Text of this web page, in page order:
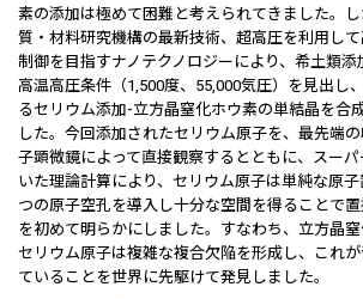
素の添加は極めて困難と考えられてきました。
質・材料研究機構の最新技術、超高圧を利用し
制御を目指すナノテクノロジーにより、希土類
高温高圧条件（1,500度、55,000気圧）を見出し
るセリウム添加-立方晶窒化ホウ素の単結晶を合
した。今回添加されたセリウム原子を、最先端
子顕微鏡によって直接観察するとともに、スー
いた理論計算により、セリウム原子は単純な原
つの原子空孔を導入し十分な空間を得ることで
を初めて明らかにしました。すなわち、立方晶
セリウム原子は複雑な複合欠陥を形成し、これ
ていることを世界に先駆けて発見しました。